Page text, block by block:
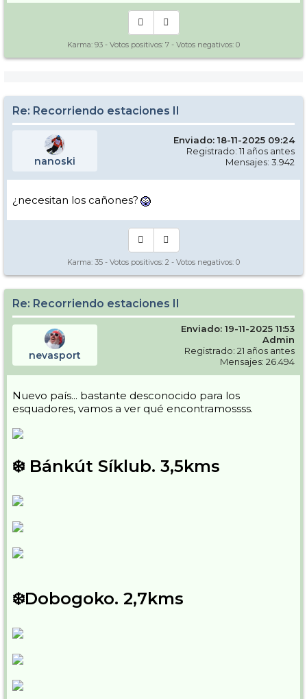
Karma: 93 - Votos positivos: 7 - Votos negativos: 0
Re: Recorriendo estaciones II
nanoski
Enviado: 18-11-2025 09:24
Registrado: 11 años antes
Mensajes: 3.942
¿necesitan los cañones?
Karma: 35 - Votos positivos: 2 - Votos negativos: 0
Re: Recorriendo estaciones II
nevasport
Enviado: 19-11-2025 11:53
Admin
Registrado: 21 años antes
Mensajes: 26.494
Nuevo país... bastante desconocido para los
esquadores, vamos a ver qué encontramossss.
❄️ Bánkút Síklub. 3,5kms
❄️Dobogoko. 2,7kms